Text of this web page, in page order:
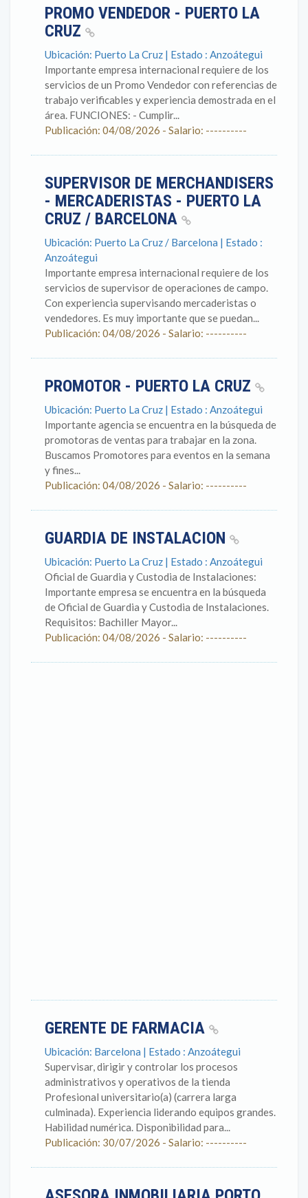
PROMO VENDEDOR - PUERTO LA
CRUZ
Ubicación: Puerto La Cruz | Estado : Anzoátegui
Importante empresa internacional requiere de los
servicios de un Promo Vendedor con referencias de
trabajo verificables y experiencia demostrada en el
área. FUNCIONES: - Cumplir...
Publicación: 04/08/2026 - Salario: ----------
SUPERVISOR DE MERCHANDISERS
- MERCADERISTAS - PUERTO LA
CRUZ / BARCELONA
Ubicación: Puerto La Cruz / Barcelona | Estado :
Anzoátegui
Importante empresa internacional requiere de los
servicios de supervisor de operaciones de campo.
Con experiencia supervisando mercaderistas o
vendedores. Es muy importante que se puedan...
Publicación: 04/08/2026 - Salario: ----------
PROMOTOR - PUERTO LA CRUZ
Ubicación: Puerto La Cruz | Estado : Anzoátegui
Importante agencia se encuentra en la búsqueda de
promotoras de ventas para trabajar en la zona.
Buscamos Promotores para eventos en la semana
y fines...
Publicación: 04/08/2026 - Salario: ----------
GUARDIA DE INSTALACION
Ubicación: Puerto La Cruz | Estado : Anzoátegui
Oficial de Guardia y Custodia de Instalaciones:
Importante empresa se encuentra en la búsqueda
de Oficial de Guardia y Custodia de Instalaciones.
Requisitos: Bachiller Mayor...
Publicación: 04/08/2026 - Salario: ----------
GERENTE DE FARMACIA
Ubicación: Barcelona | Estado : Anzoátegui
Supervisar, dirigir y controlar los procesos
administrativos y operativos de la tienda
Profesional universitario(a) (carrera larga
culminada). Experiencia liderando equipos grandes.
Habilidad numérica. Disponibilidad para...
Publicación: 30/07/2026 - Salario: ----------